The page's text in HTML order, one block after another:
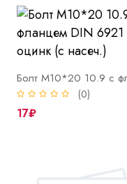
(0)
17₽